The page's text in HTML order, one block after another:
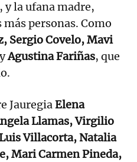
y la ufana madre,
más personas. Como
Sergio Covelo, Mavi
yAgustina Fariñas, que
JauregiaElena
Llamas, Virgilio
Villacorta, Natalia
Mari Carmen Pineda,